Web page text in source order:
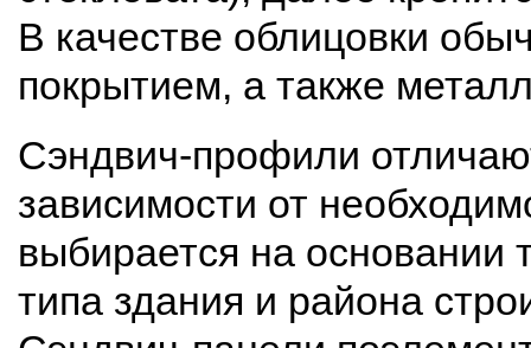
В качестве облицовки
покрытием, а также
Сэндвич-профили
зависимости от
выбирается на основании
типа здания и района